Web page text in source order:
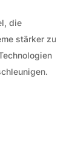
die
stärker zu